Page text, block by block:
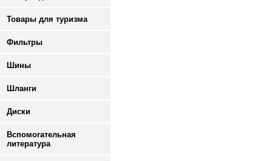
Товары для туризма
Фильтры
Шины
Шланги
Диски
Вспомогательная
литература